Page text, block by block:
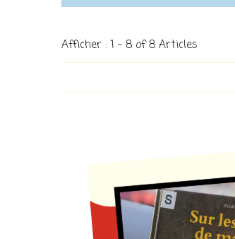
Afficher : 1 - 8 of 8 Articles